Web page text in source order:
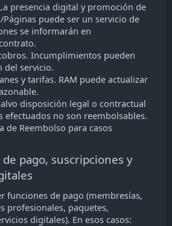
presencia digital y promoción de
puede ser un servicio de
se informarán en
Incumplimientos pueden
del servicio.
y tarifas. RAM puede actualizar
disposición legal o contractual
efectuados no son reembolsables.
de Reembolso para casos
pago, suscripciones y
funciones de pago (membresías,
profesionales, paquetes,
digitales). En esos casos: